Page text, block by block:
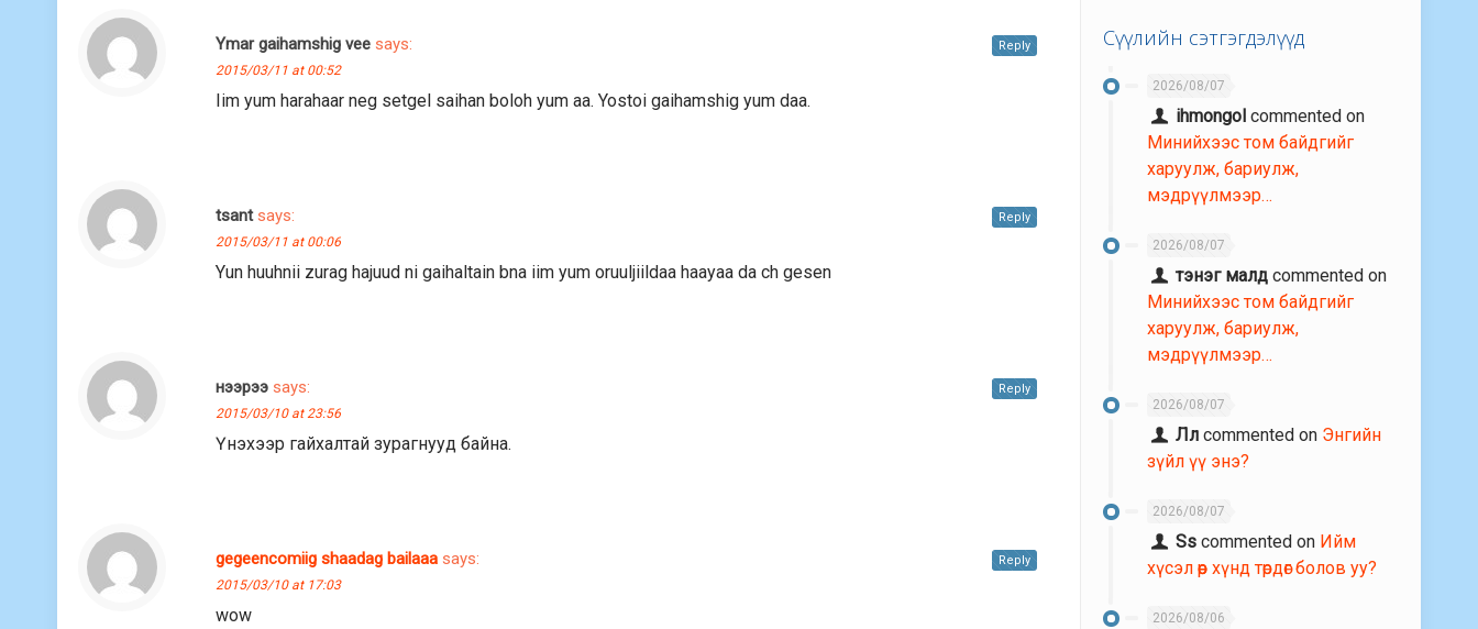
Ymar gaihamshig vee says:
2015/03/11 at 00:52
Iim yum harahaar neg setgel saihan boloh yum aa. Yostoi gaihamshig yum daa.
Reply
tsant says:
2015/03/11 at 00:06
Yun huuhnii zurag hajuud ni gaihaltain bna iim yum oruuljiildaa haayaa da ch gesen
Reply
нээрээ says:
2015/03/10 at 23:56
Үнэхээр гайхалтай зурагнууд байна.
Reply
gegeencomiig shaadag bailaaa says:
2015/03/10 at 17:03
wow
Reply
Сүүлийн сэтгэгдэлүүд
2026/08/07
ihmongol commented on
Минийхээс том байдгийг
харуулж, бариулж,
мэдрүүлмээр…
2026/08/07
тэнэг малд commented on
Минийхээс том байдгийг
харуулж, бариулж,
мэдрүүлмээр…
2026/08/07
Лл commented on Энгийн
зүйл үү энэ?
2026/08/07
Ss commented on Ийм
хүсэл өөр хүнд төрдөг болов уу?
2026/08/06